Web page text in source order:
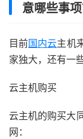
意哪些事项
目前国内云主机
家独大，还有一
云主机购买
云主机的购买大
网：